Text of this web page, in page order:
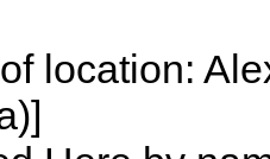
location: